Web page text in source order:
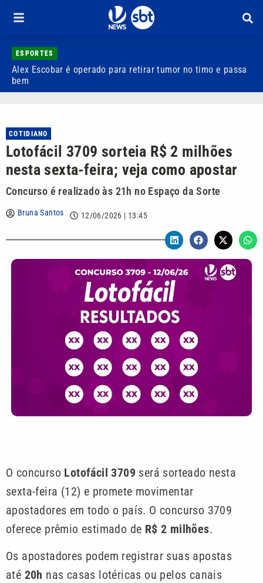
ESPORTES
Alex Escobar é operado para retirar tumor no timo e passa
bem
COTIDIANO
Lotofácil 3709 sorteia R$ 2 milhões
nesta sexta-feira; veja como apostar
Concurso é realizado às 21h no Espaço da Sorte
Bruna Santos 12/06/2026 | 13:45
O concurso Lotofácil 3709 será sorteado nesta
sexta-feira (12) e promete movimentar
apostadores em todo o país. O concurso 3709
oferece prêmio estimado de R$ 2 milhões.
Os apostadores podem registrar suas apostas
até 20h nas casas lotéricas ou pelos canais